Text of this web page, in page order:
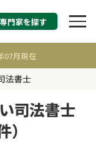
申告・相続手
東京都
1191
専門家を探す
07月現在
法書士
司法書士